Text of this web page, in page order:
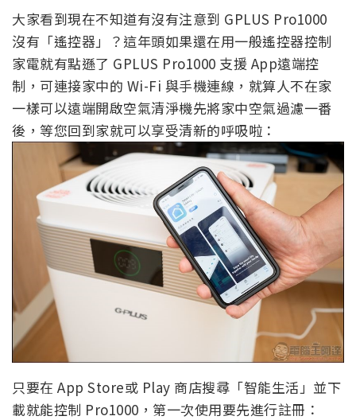
大家看到現在不知道有沒有注意到 GPLUS Pro1000
沒有「遙控器」？這年頭如果還在用一般遙控器控制
家電就有點遜了 GPLUS Pro1000 支援 App遠端控
制，可連接家中的 Wi-Fi 與手機連線，就算人不在家
一樣可以遠端開啟空氣清淨機先將家中空氣過濾一番
後，等您回到家就可以享受清新的呼吸啦：
只要在 App Store或 Play 商店搜尋「智能生活」並下
載就能控制 Pro1000，第一次使用要先進行註冊：